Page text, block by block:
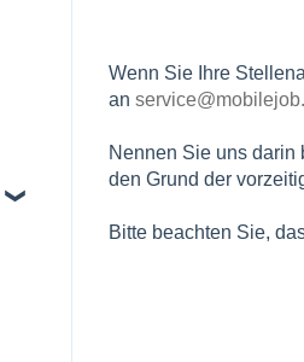
Wenn Sie Ihre
an
Nennen Sie uns darin
den Grund der
Bitte beachten Sie,